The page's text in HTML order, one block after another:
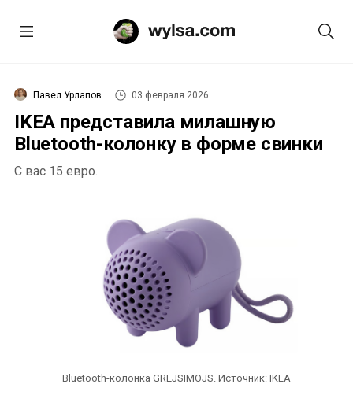
Павел Урлапов 03 февраля 2026
IKEA представила милашную
Bluetooth-колонку в форме свинки
С вас 15 евро.
Bluetooth-колонка GREJSIMOJS. Источник: IKEA